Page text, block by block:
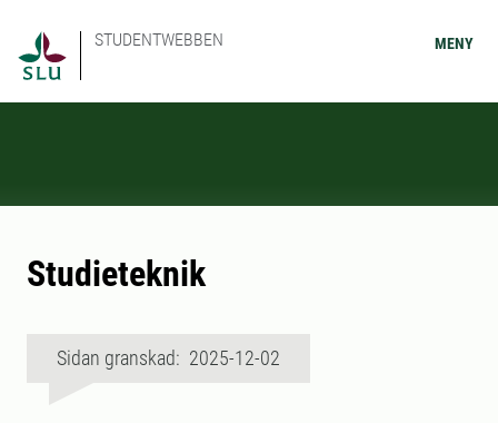
STUDENTWEBBEN MENY
Studieteknik
Sidan granskad: 2025-12-02